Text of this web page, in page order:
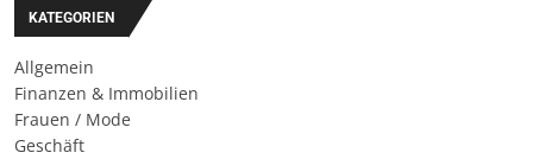
KATEGORIEN
Allgemein
Finanzen & Immobilien
Frauen / Mode
Geschäft